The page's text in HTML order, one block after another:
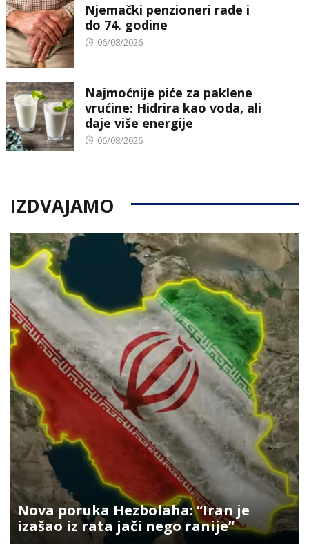
Njemački penzioneri rade i
do 74. godine
Posted
06/08/2026
Najmoćnije piće za paklene
vrućine: Hidrira kao voda, ali
daje više energije
Posted
06/08/2026
IZDVAJAMO
Nova poruka Hezbolaha: “Iran je
izašao iz rata jači nego ranije”